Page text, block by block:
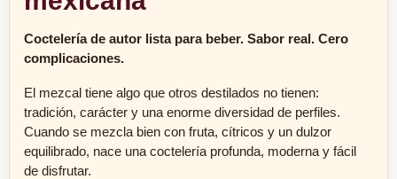
Coctelería de autor lista para beber. Sabor real. Cero
complicaciones.
El mezcal tiene algo que otros destilados no tienen:
tradición, carácter y una enorme diversidad de perfiles.
Cuando se mezcla bien con fruta, cítricos y un dulzor
equilibrado, nace una coctelería profunda, moderna y fácil
de disfrutar.